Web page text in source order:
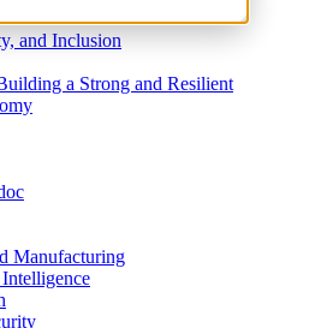
and Inclusion
a Strong and Resilient
Manufacturing